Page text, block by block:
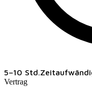
5–10 Std.
Vertrag